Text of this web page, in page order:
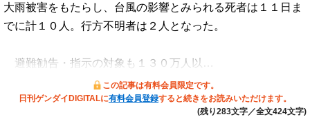
大雨被害をもたらし、台風の影響とみられる死者は１１日ま
でに計１０人。行方不明者は２人となった。
避難勧告・指示の対象も１３０万人以…
この記事は有料会員限定です。
日刊ゲンダイDIGITALに有料会員登録すると続きをお読みいただけます。
(残り283文字／全文424文字)